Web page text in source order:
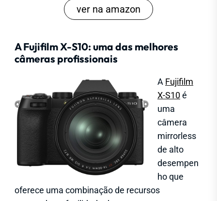
ver na amazon
A Fujifilm X-S10: uma das melhores
câmeras profissionais
A Fujifilm
X-S10é
uma
câmera
mirrorless
de alto
desempen
ho que
oferece uma combinação de recursos